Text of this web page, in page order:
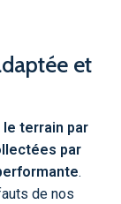
et
terrain par
par
.
de nos